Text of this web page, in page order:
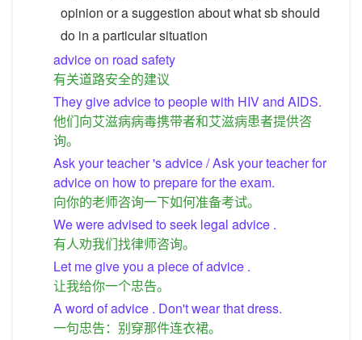
opinion or a suggestion about what sb should
do in a particular situation
advice on road safety
有关道路安全的建议
They give advice to people with HIV and AIDS.
他们向艾滋病病毒携带者和艾滋病患者提供咨
询。
Ask your teacher 's advice / Ask your teacher for
advice on how to prepare for the exam.
向你的老师咨询一下如何准备考试。
We were advised to seek legal advice .
有人劝我们找律师咨询。
Let me give you a piece of advice .
让我给你一个忠告。
A word of advice . Don't wear that dress.
一句忠告：别穿那件连衣裙。